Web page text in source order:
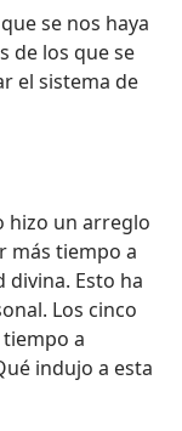
se nos haya
de los que se
el sistema de
hizo un arreglo
más tiempo a
Esto ha
Los cinco
a
indujo a esta